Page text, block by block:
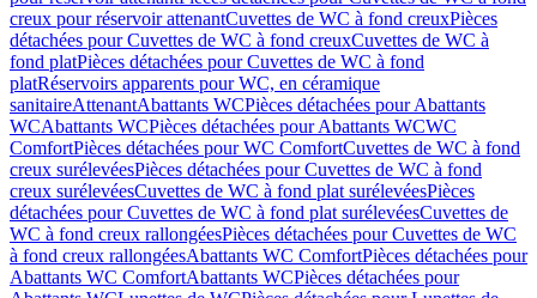
creux pour réservoir attenantCuvettes de WC à fond creuxPièces
détachées pour Cuvettes de WC à fond creuxCuvettes de WC à
fond platPièces détachées pour Cuvettes de WC à fond
platRéservoirs apparents pour WC, en céramique
sanitaireAttenantAbattants WCPièces détachées pour Abattants
WCAbattants WCPièces détachées pour Abattants WCWC
ComfortPièces détachées pour WC ComfortCuvettes de WC à fond
creux surélevéesPièces détachées pour Cuvettes de WC à fond
creux surélevéesCuvettes de WC à fond plat surélevéesPièces
détachées pour Cuvettes de WC à fond plat surélevéesCuvettes de
WC à fond creux rallongéesPièces détachées pour Cuvettes de WC
à fond creux rallongéesAbattants WC ComfortPièces détachées pour
Abattants WC ComfortAbattants WCPièces détachées pour